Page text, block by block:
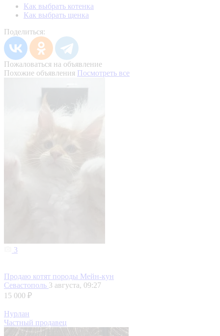
Как выбрать котенка
Как выбрать щенка
Поделиться:
Пожаловаться на объявление
Похожие объявления Посмотреть все
3
Продаю котят породы Мейн-кун
Севастополь 3 августа, 09:27
15 000 ₽
Нурлан
Частный продавец